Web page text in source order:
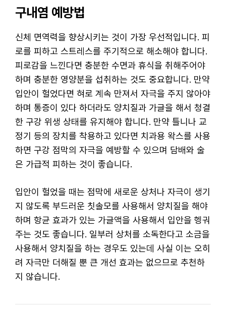
구내염 예방법
신체 면역력을 향상시키는 것이 가장 우선적입니다. 피
로를 피하고 스트레스를 주기적으로 해소해야 합니다.
피로감을 느낀다면 충분한 수면과 휴식을 취해주어야
하며 충분한 영양분을 섭취하는 것도 중요합니다. 만약
입안이 헐었다면 혀로 계속 만져서 자극을 주지 않아야
하며 통증이 있다 하더라도 양치질과 가글을 해서 청결
한 구강 위생 상태를 유지해야 합니다. 만약 틀니나 교
정기 등의 장치를 착용하고 있다면 치과용 왁스를 사용
하면 구강 점막의 자극을 예방할 수 있으며 담배와 술
은 가급적 피하는 것이 좋습니다.
입안이 헐었을 때는 점막에 새로운 상처나 자극이 생기
지 않도록 부드러운 칫솔모를 사용해서 양치질을 해야
하며 항균 효과가 있는 가글액을 사용해서 입안을 헹궈
주는 것도 좋습니다. 일부러 상처를 소독한다고 소금을
사용해서 양치질을 하는 경우도 있는데 사실 이는 오히
려 자극만 더해질 뿐 큰 개선 효과는 없으므로 추천하
지 않습니다.